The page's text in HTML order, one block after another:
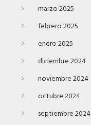
marzo 2025
febrero 2025
enero 2025
diciembre 2024
noviembre 2024
octubre 2024
septiembre 2024